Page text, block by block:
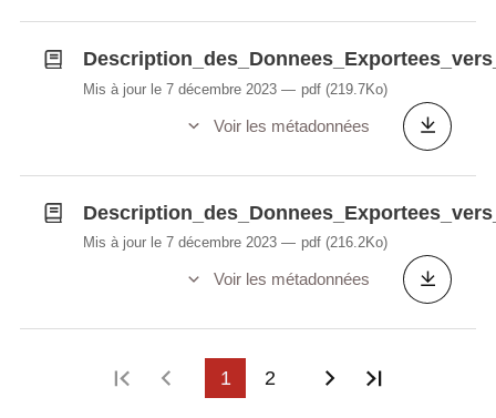
Mis à jour le 7 décembre 2023 pdf (219.7Ko)
Voir les métadonnées
Mis à jour le 7 décembre 2023 pdf (216.2Ko)
Voir les métadonnées
Première page
Page précédente
1 2 Page suivante